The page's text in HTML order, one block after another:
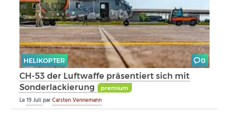
HELIKOPTER 0
CH-53 der Luftwaffe präsentiert sich mit
Sonderlackierung
premium
Le19 JuliparCarsten Vennemann